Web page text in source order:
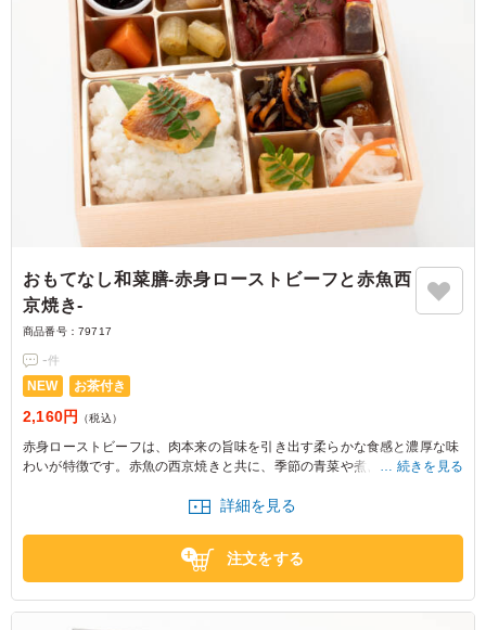
おもてなし和菜膳‐赤身ローストビーフと赤魚西
京焼き‐
商品番号： 79717
-件
NEW お茶付き
2,160円 （税込）
赤身ローストビーフは、肉本来の旨味を引き出す柔らかな食感と濃厚な味
わいが特徴です。赤魚の西京焼きと共に、季節の青菜や煮〆が彩り豊かに
沢なひとときをお楽しみください。
続きを見る
詳細を見る
注文をする